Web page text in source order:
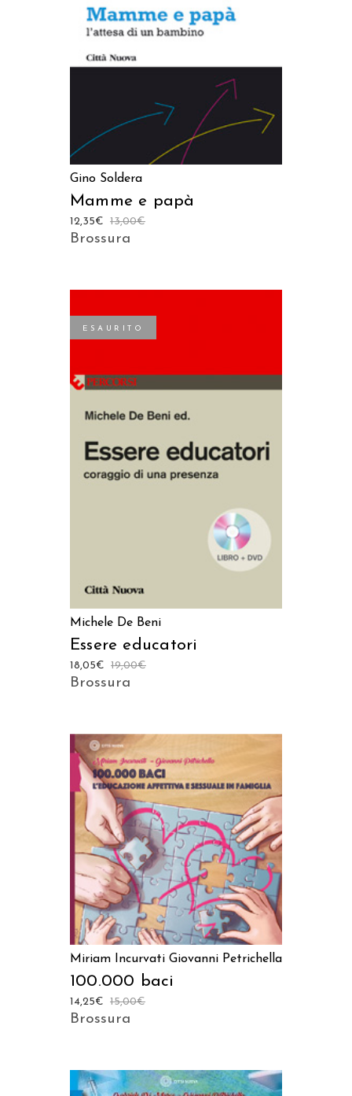
Gino Soldera
Mamme e papà
13,00€
12,35€
Brossura
ESAURITO
LEGGI TUTTO
Michele De Beni
Essere educatori
19,00€
18,05€
Brossura
AGGIUNGI AL CARRELLO
Miriam Incurvati Giovanni Petrichella
100.000 baci
15,00€
14,25€
Brossura